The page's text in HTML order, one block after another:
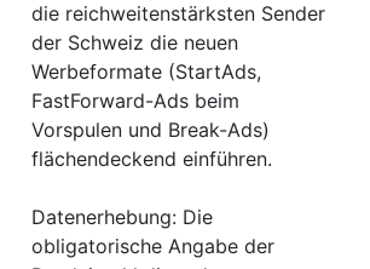
die reichweitenstärksten Sender
der Schweiz die neuen
Werbeformate (StartAds,
FastForward-Ads beim
Vorspulen und Break-Ads)
flächendeckend einführen.
Datenerhebung: Die
obligatorische Angabe der